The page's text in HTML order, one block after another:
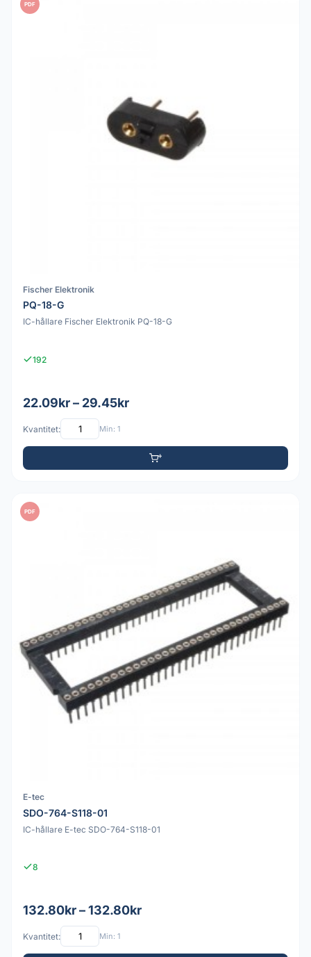
PDF
Fischer Elektronik
PQ-18-G
IC-hållare Fischer Elektronik PQ-18-G
192
22.09kr – 29.45kr
Kvantitet: Min: 1
PDF
E-tec
SDO-764-S118-01
IC-hållare E-tec SDO-764-S118-01
8
132.80kr – 132.80kr
Kvantitet: Min: 1